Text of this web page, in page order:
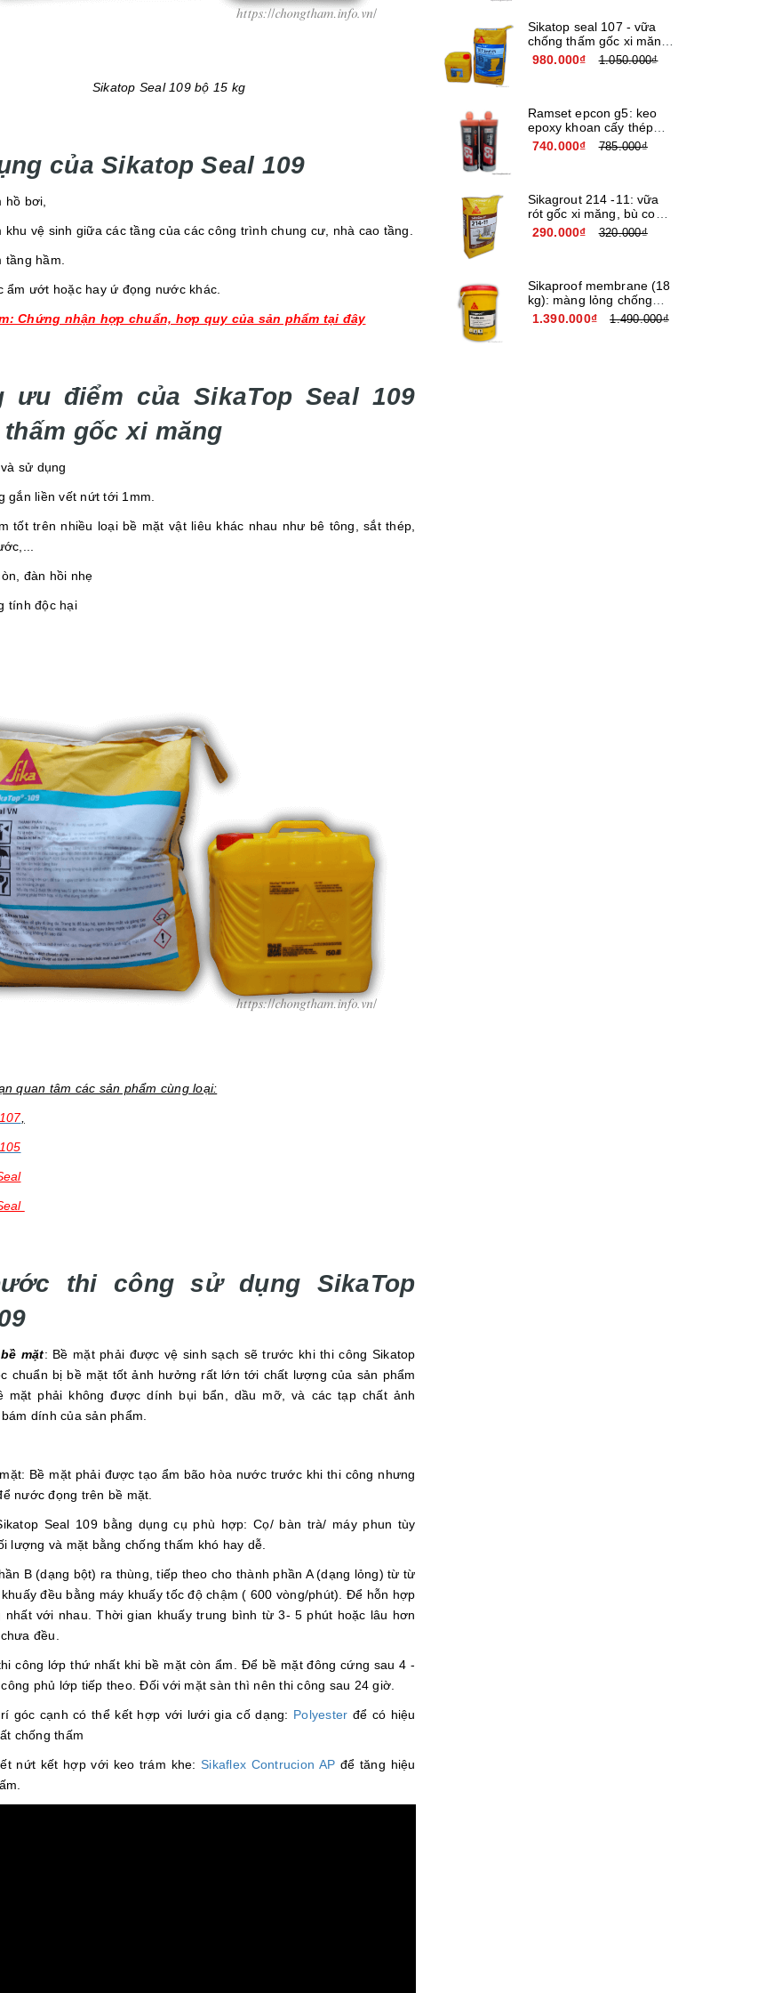
Sikatop Seal 109 bộ 15 kg
của Sikatop Seal 109
hồ bơi,
khu vệ sinh giữa các tầng của các công trình chung cư, nhà cao tầng.
tầng hầm.
ẩm ướt hoặc hay ứ đọng nước khác.
Chứng nhận hợp chuẩn, hơp quy của sản phẩm tại đây
ưu điểm của SikaTop Seal 109
gốc xi măng
sử dụng
gắn liền vết nứt tới 1mm.
tốt trên nhiều loại bề mặt vật liêu khác nhau như bê tông, sắt thép,
đàn hồi nhẹ
tính độc hại
quan tâm các sản phẩm cùng loại:
,
thi công sử dụng SikaTop
mặt: Bề mặt phải được vệ sinh sạch sẽ trước khi thi công Sikatop
chuẩn bị bề mặt tốt ảnh hưởng rất lớn tới chất lượng của sản phẩm
mặt phải không được dính bụi bẩn, dầu mỡ, và các tạp chất ảnh
dính của sản phẩm.
Bề mặt phải được tạo ẩm bão hòa nước trước khi thi công nhưng
nước đọng trên bề mặt.
Seal 109 bằng dụng cụ phù hợp: Cọ/ bàn trà/ máy phun tùy
lượng và mặt bằng chống thấm khó hay dễ.
B (dạng bột) ra thùng, tiếp theo cho thành phần A (dạng lỏng) từ từ
đều bằng máy khuấy tốc độ chậm ( 600 vòng/phút). Để hỗn hợp
nhất với nhau. Thời gian khuấy trung bình từ 3- 5 phút hoặc lâu hơn
đều.
công lớp thứ nhất khi bề mặt còn ẩm. Để bề mặt đông cứng sau 4 -
phủ lớp tiếp theo. Đối với mặt sàn thì nên thi công sau 24 giờ.
góc cạnh có thể kết hợp với lưới gia cố dạng: Polyester để có hiệu
chống thấm
nứt kết hợp với keo trám khe:Sikaflex Contrucion AP để tăng hiệu
Sikatop seal 107 - vữa
chống thấm gốc xi măng
cải tiến giá rẻ
980.000₫ 1.050.000₫
Ramset epcon g5: keo
epoxy khoan cấy thép
nhập khẩu usa
740.000₫ 785.000₫
Sikagrout 214 -11: vữa
rót gốc xi măng, bù co
ngót chất lượng cao
290.000₫ 320.000₫
Sikaproof membrane (18
kg): màng lỏng chống
thấm đàn hồi cao cấp
1.390.000₫ 1.490.000₫